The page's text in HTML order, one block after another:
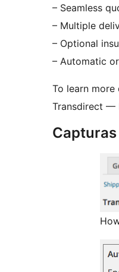
– Seamless
– Multiple
– Optional
– Automatic
To learn more
Transdirect —
Capturas